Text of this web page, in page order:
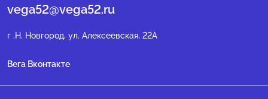
vega52@vega52.ru
г .Н. Новгород, ул. Алексеевская, 22А
Вега Вконтакте